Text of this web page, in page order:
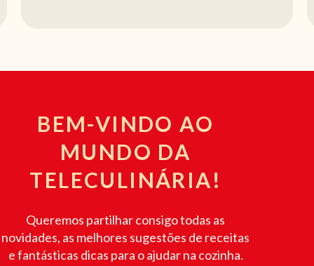
BEM-VINDO AO
MUNDO DA
TELECULINÁRIA!
Queremos partilhar consigo todas as
novidades, as melhores sugestões de receitas
e fantásticas dicas para o ajudar na cozinha.